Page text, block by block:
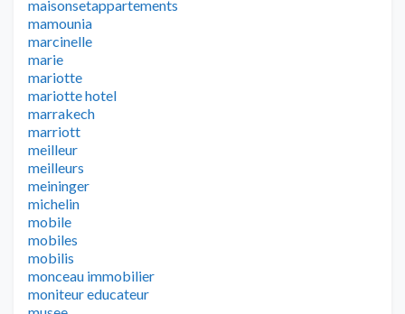
maisonsetappartements
mamounia
marcinelle
marie
mariotte
mariotte hotel
marrakech
marriott
meilleur
meilleurs
meininger
michelin
mobile
mobiles
mobilis
monceau immobilier
moniteur educateur